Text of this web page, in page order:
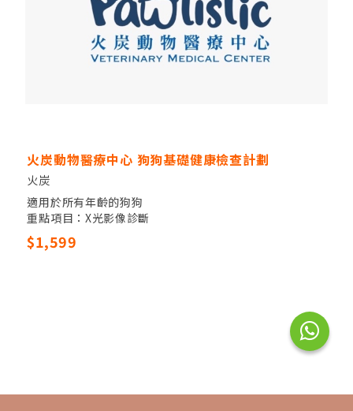
火炭動物醫療中心 狗狗基礎健康檢查計劃
火炭
適用於所有年齡的狗狗
重點項目：X光影像診斷
其他項目：獸醫觸診，全血細胞計數，17項生化指數，電
解質檢驗
$1,599